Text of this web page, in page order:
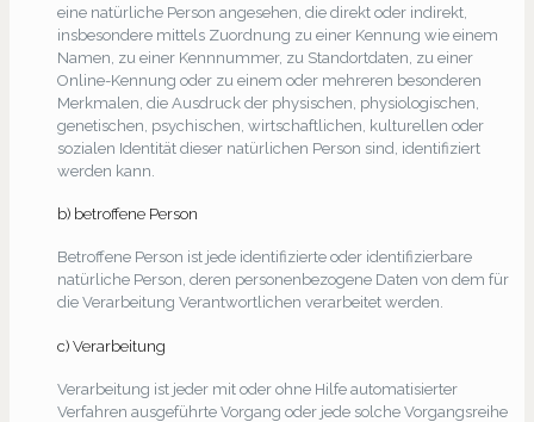
eine natürliche Person angesehen, die direkt oder indirekt,
insbesondere mittels Zuordnung zu einer Kennung wie einem
Namen, zu einer Kennnummer, zu Standortdaten, zu einer
Online-Kennung oder zu einem oder mehreren besonderen
Merkmalen, die Ausdruck der physischen, physiologischen,
genetischen, psychischen, wirtschaftlichen, kulturellen oder
sozialen Identität dieser natürlichen Person sind, identifiziert
werden kann.
b) betroffene Person
Betroffene Person ist jede identifizierte oder identifizierbare
natürliche Person, deren personenbezogene Daten von dem für
die Verarbeitung Verantwortlichen verarbeitet werden.
c) Verarbeitung
Verarbeitung ist jeder mit oder ohne Hilfe automatisierter
Verfahren ausgeführte Vorgang oder jede solche Vorgangsreihe